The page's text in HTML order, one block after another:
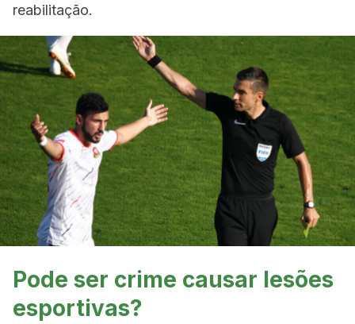
reabilitação.
Pode ser crime causar lesões
esportivas?